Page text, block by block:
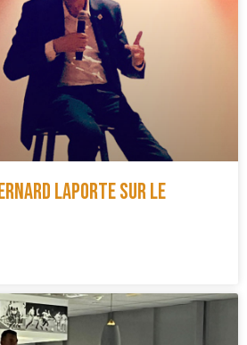
Laporte sur le